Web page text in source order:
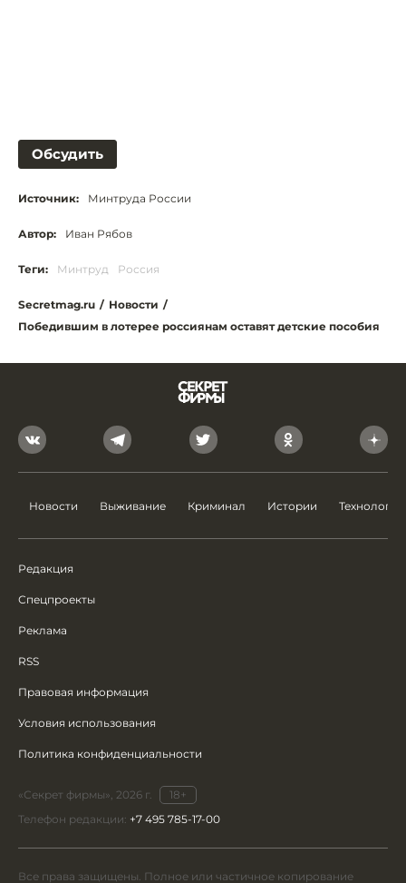
Обсудить
Источник: Минтруда России
Автор: Иван Рябов
Теги: Минтруд Россия
Secretmag.ru / Новости /
Победившим в лотерее россиянам оставят детские пособия
Новости Выживание Криминал Истории Технологии
Редакция
Спецпроекты
Реклама
RSS
Правовая информация
Условия использования
Политика конфиденциальности
«Секрет фирмы», 2026 г.
18+
Телефон редакции: +7 495 785-17-00
Все права защищены. Полное или частичное копирование